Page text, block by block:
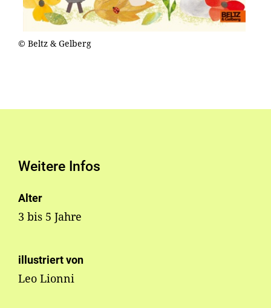
© Beltz & Gelberg
Weitere Infos
Alter
3 bis 5 Jahre
illustriert von
Leo Lionni